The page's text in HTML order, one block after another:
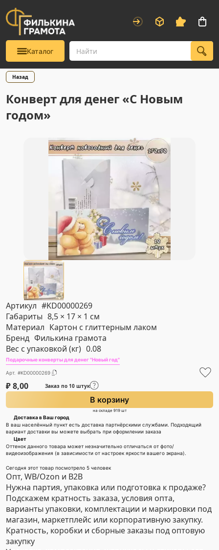
Каталог
Назад
Конверт для денег «С Новым
годом»
Артикул #KD00000269
Габариты 8,5 × 17 × 1 см
Материал Картон с глиттерным лаком
Бренд Филькина грамота
Вес с упаковкой (кг) 0.08
Подарочные конверты для денег "Новый год"
Арт. #KD00000269
₽8,00 Заказ по 10 штук
В корзину
на складе 919 шт
Доставка в Ваш город
В ваш населённый пункт есть доставка партнёрскими службами. Подходящий
вариант доставки вы можете выбрать при оформлении заказа
Цвет
Оттенок данного товара может незначительно отличаться от фото/
видеоизображения (в зависимости от настроек яркости вашего экрана).
Сегодня этот товар посмотрело 5 человек
Опт, WB/Ozon и B2B
Нужна партия, упаковка или подготовка к продаже?
Подскажем кратность заказа, условия опта,
варианты упаковки, комплектации и маркировки под
магазин, маркетплейс или корпоративную закупку.
Кратность, коробки и сборные заказы под оптовую
закупку